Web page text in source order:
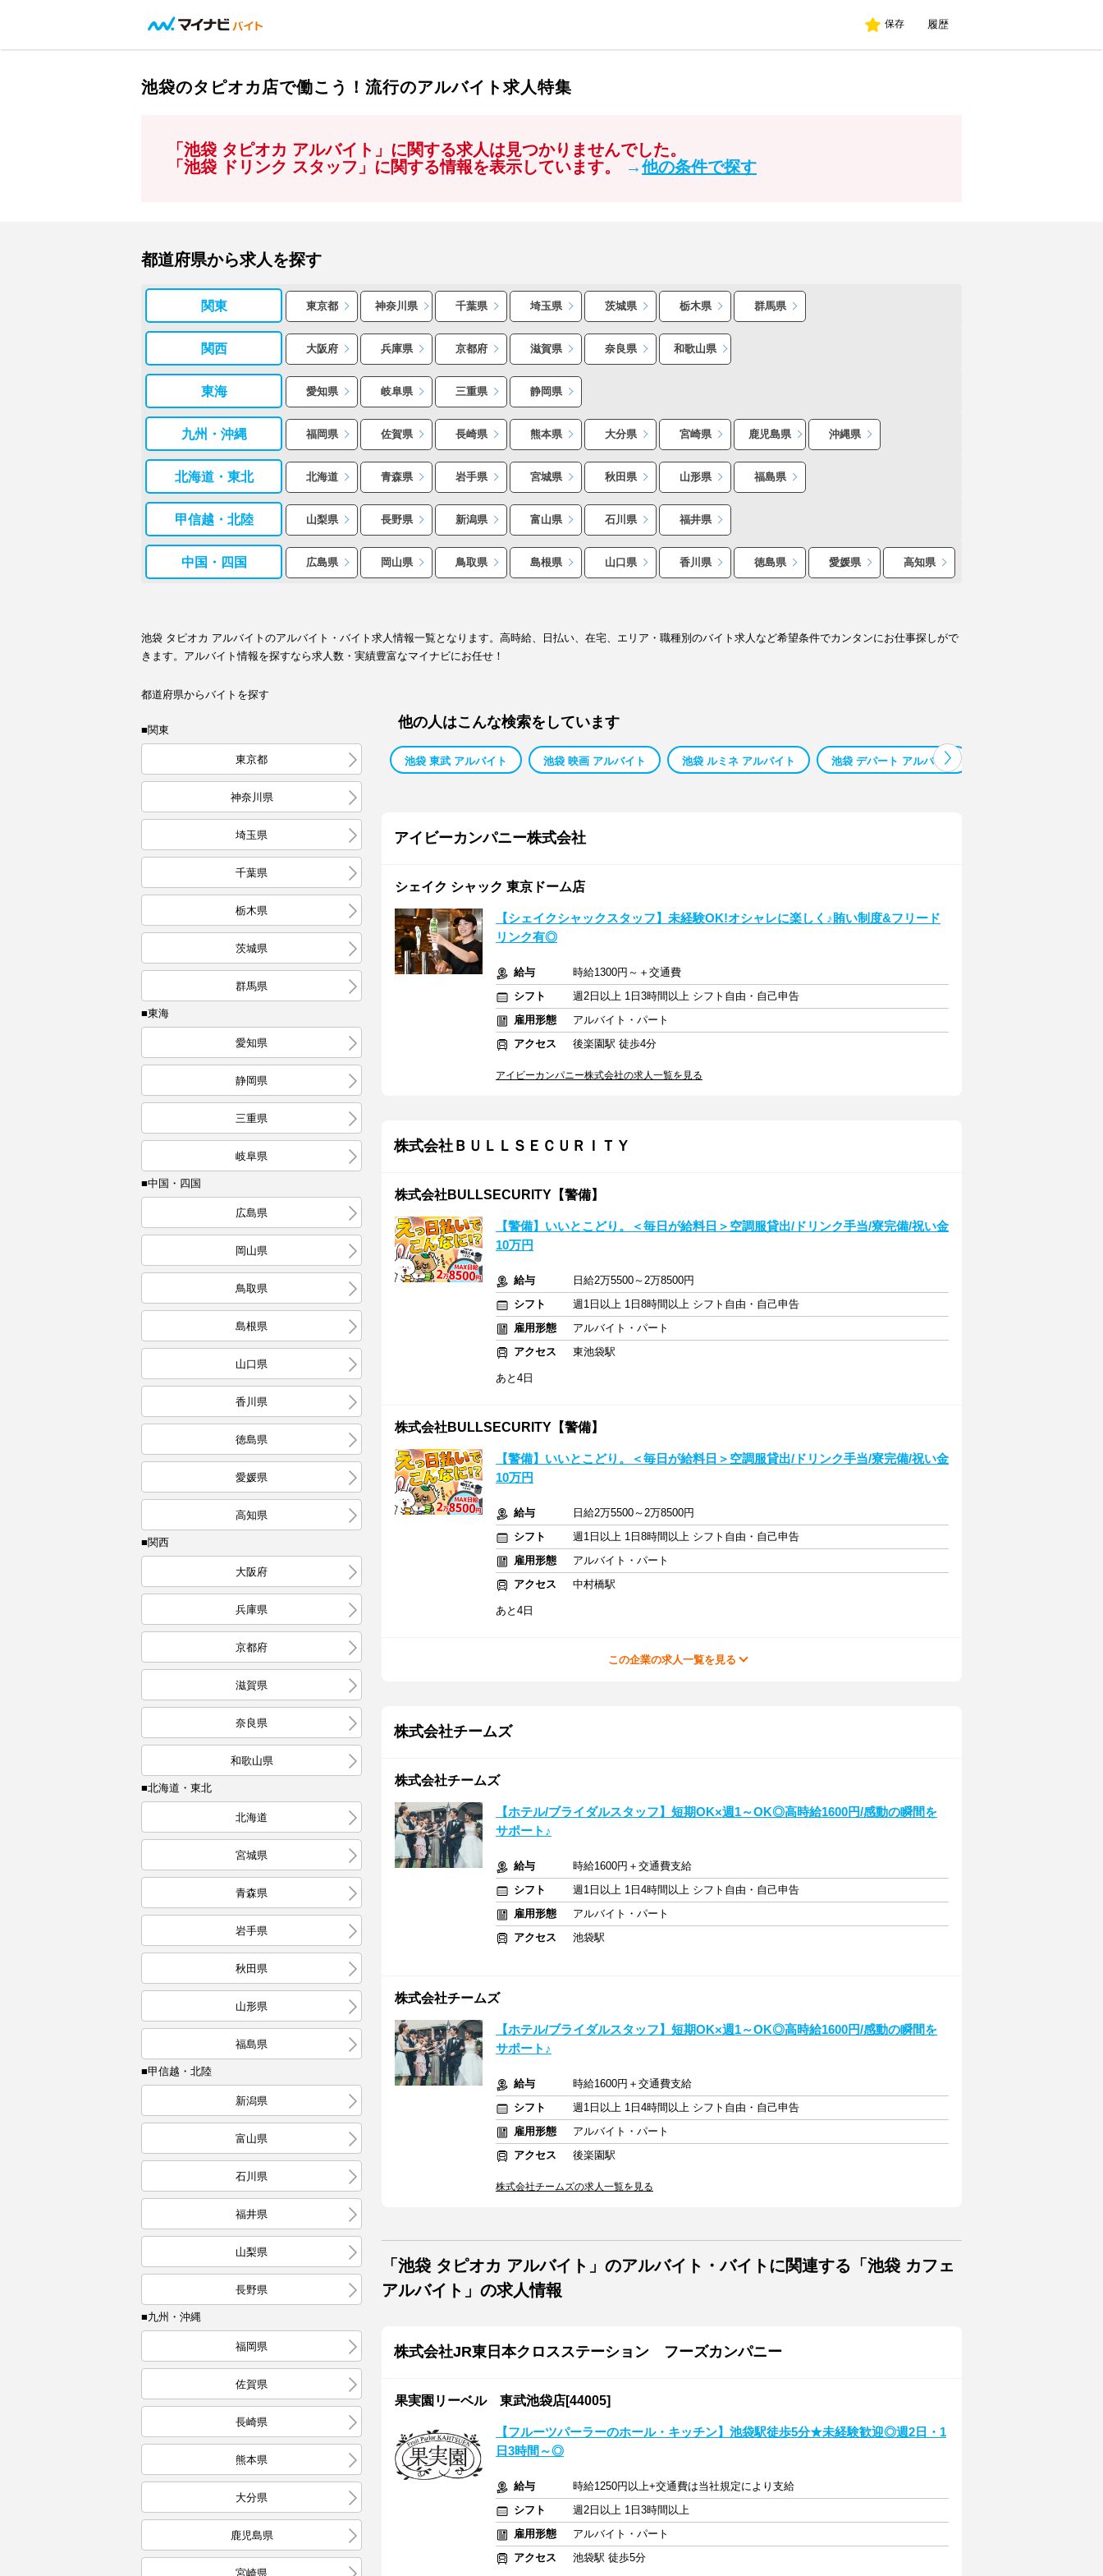
保存 履歴
池袋のタピオカ店で働こう！流行のアルバイト求人特集
「池袋 タピオカ アルバイト」に関する求人は見つかりませんでした。
「池袋 ドリンク スタッフ」に関する情報を表示しています。
→他の条件で探す
都道府県から求人を探す
関東 東京都 神奈川県 千葉県 埼玉県 茨城県 栃木県 群馬県
関西 大阪府 兵庫県 京都府 滋賀県 奈良県 和歌山県
東海 愛知県 岐阜県 三重県 静岡県
九州・沖縄 福岡県 佐賀県 長崎県 熊本県 大分県 宮崎県 鹿児島県 沖縄県
北海道・東北 北海道 青森県 岩手県 宮城県 秋田県 山形県 福島県
甲信越・北陸 山梨県 長野県 新潟県 富山県 石川県 福井県
中国・四国 広島県 岡山県 鳥取県 島根県 山口県 香川県 徳島県 愛媛県 高知県
池袋 タピオカ アルバイトのアルバイト・バイト求人情報一覧となります。高時給、日払い、在宅、エリア・職種別のバイト求人など希望条件でカンタンにお仕事探しがで
きます。アルバイト情報を探すなら求人数・実績豊富なマイナビにお任せ！
都道府県からバイトを探す
■関東
東京都
神奈川県
埼玉県
千葉県
栃木県
茨城県
群馬県
■東海
愛知県
静岡県
三重県
岐阜県
■中国・四国
広島県
岡山県
鳥取県
島根県
山口県
香川県
徳島県
愛媛県
高知県
■関西
大阪府
兵庫県
京都府
滋賀県
奈良県
和歌山県
■北海道・東北
北海道
宮城県
青森県
岩手県
秋田県
山形県
福島県
■甲信越・北陸
新潟県
富山県
石川県
福井県
山梨県
長野県
■九州・沖縄
福岡県
佐賀県
長崎県
熊本県
大分県
鹿児島県
宮崎県
他の人はこんな検索をしています
池袋 東武 アルバイト 池袋 映画 アルバイト 池袋 ルミネ アルバイト 池袋 デパート アルバイト
アイビーカンパニー株式会社
シェイク シャック 東京ドーム店
【シェイクシャックスタッフ】未経験OK!オシャレに楽しく♪賄い制度&フリード
リンク有◎
給与
時給1300円～＋交通費
シフト
週2日以上 1日3時間以上 シフト自由・自己申告
雇用形態
アルバイト・パート
アクセス
後楽園駅 徒歩4分
アイビーカンパニー株式会社の求人一覧を見る
株式会社ＢＵＬＬＳＥＣＵＲＩＴＹ
株式会社BULLSECURITY【警備】
【警備】いいとこどり。＜毎日が給料日＞空調服貸出/ドリンク手当/寮完備/祝い金
10万円
給与
日給2万5500～2万8500円
シフト
週1日以上 1日8時間以上 シフト自由・自己申告
雇用形態
アルバイト・パート
アクセス
東池袋駅
あと4日
株式会社BULLSECURITY【警備】
【警備】いいとこどり。＜毎日が給料日＞空調服貸出/ドリンク手当/寮完備/祝い金
10万円
給与
日給2万5500～2万8500円
シフト
週1日以上 1日8時間以上 シフト自由・自己申告
雇用形態
アルバイト・パート
アクセス
中村橋駅
あと4日
この企業の求人一覧を見る
株式会社チームズ
株式会社チームズ
【ホテル/ブライダルスタッフ】短期OK×週1～OK◎高時給1600円/感動の瞬間を
サポート♪
給与
時給1600円＋交通費支給
シフト
週1日以上 1日4時間以上 シフト自由・自己申告
雇用形態
アルバイト・パート
アクセス
池袋駅
株式会社チームズ
【ホテル/ブライダルスタッフ】短期OK×週1～OK◎高時給1600円/感動の瞬間を
サポート♪
給与
時給1600円＋交通費支給
シフト
週1日以上 1日4時間以上 シフト自由・自己申告
雇用形態
アルバイト・パート
アクセス
後楽園駅
株式会社チームズの求人一覧を見る
「池袋 タピオカ アルバイト」のアルバイト・バイトに関連する「池袋 カフェ
アルバイト」の求人情報
株式会社JR東日本クロスステーション フーズカンパニー
果実園リーベル 東武池袋店[44005]
【フルーツパーラーのホール・キッチン】池袋駅徒歩5分★未経験歓迎◎週2日・1
日3時間～◎
給与
時給1250円以上+交通費は当社規定により支給
シフト
週2日以上 1日3時間以上
雇用形態
アルバイト・パート
アクセス
池袋駅 徒歩5分